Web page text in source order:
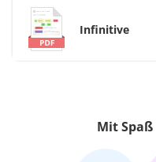
Infinitive
Mit Spaß